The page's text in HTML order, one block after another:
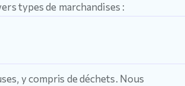
types de marchandises :
y compris de déchets. Nous